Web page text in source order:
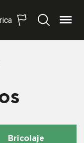
BuscarMenú
Bricolaje